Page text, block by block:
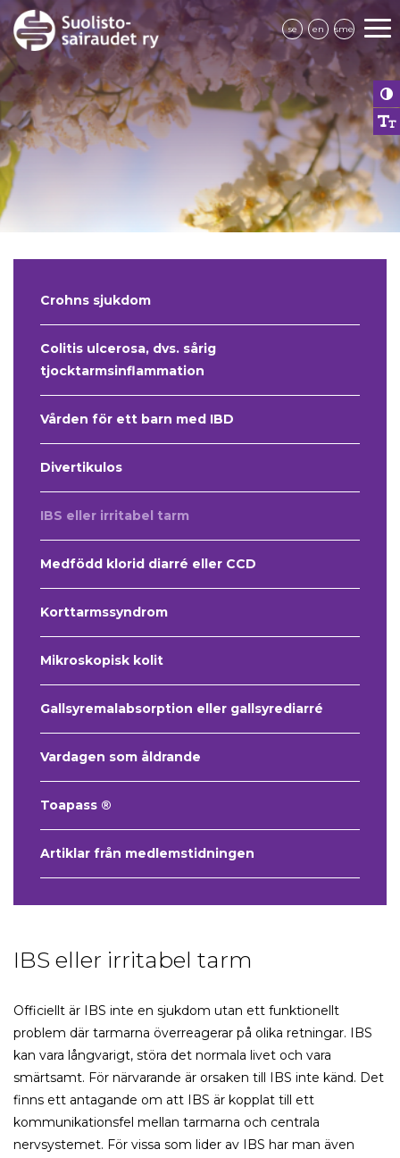
se en sme
Crohns sjukdom
Colitis ulcerosa, dvs. sårig
tjocktarmsinflammation
Vården för ett barn med IBD
Divertikulos
IBS eller irritabel tarm
Medfödd klorid diarré eller CCD
Korttarmssyndrom
Mikroskopisk kolit
Gallsyremalabsorption eller gallsyrediarré
Vardagen som åldrande
Toapass ®
Artiklar från medlemstidningen
IBS eller irritabel tarm
Officiellt är IBS inte en sjukdom utan ett funktionellt
problem där tarmarna överreagerar på olika retningar. IBS
kan vara långvarigt, störa det normala livet och vara
smärtsamt. För närvarande är orsaken till IBS inte känd. Det
finns ett antagande om att IBS är kopplat till ett
kommunikationsfel mellan tarmarna och centrala
nervsystemet. För vissa som lider av IBS har man även